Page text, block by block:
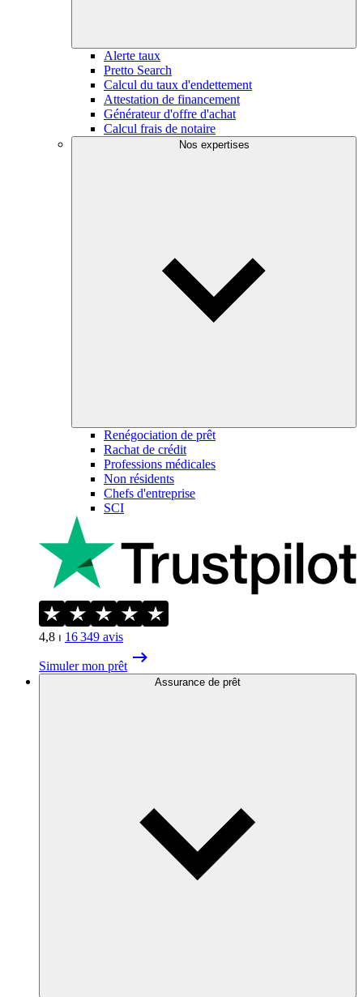
Alerte taux
Pretto Search
Calcul du taux d'endettement
Attestation de financement
Générateur d'offre d'achat
Calcul frais de notaire
Nos expertises
Renégociation de prêt
Rachat de crédit
Professions médicales
Non résidents
Chefs d'entreprise
SCI
4,8 ⏐ 16 349 avis
Simuler mon prêt
Assurance de prêt